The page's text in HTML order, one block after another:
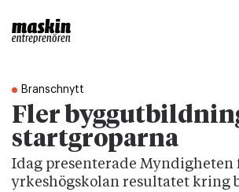
Branschnytt
Fler
startgroparna
Idag presenterade Myndigheten
yrkeshögskolan resultatet kring